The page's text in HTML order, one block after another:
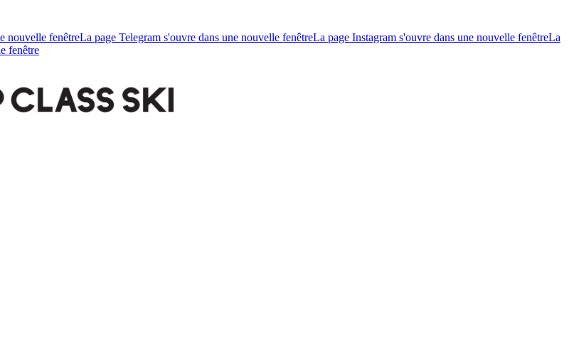
nouvelle fenêtreLa page Telegram s'ouvre dans une nouvelle fenêtreLa page Instagram s'ouvre dans une nouvelle fenêtreLa
fenêtre